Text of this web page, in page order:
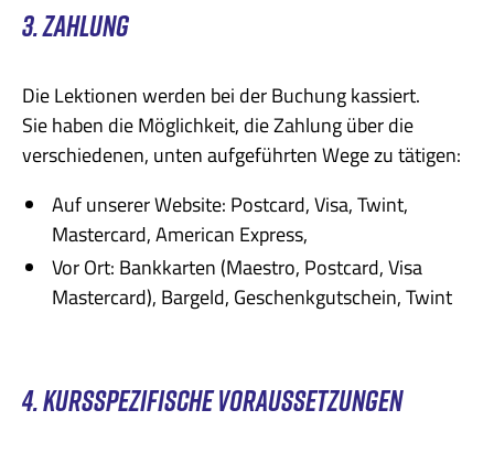
3. ZAHLUNG
Die Lektionen werden bei der Buchung kassiert.
Sie haben die Möglichkeit, die Zahlung über die
verschiedenen, unten aufgeführten Wege zu tätigen:
Auf unserer Website: Postcard, Visa, Twint,
Mastercard, American Express,
Vor Ort: Bankkarten (Maestro, Postcard, Visa
Mastercard), Bargeld, Geschenkgutschein, Twint
4. KURSSPEZIFISCHE VORAUSSETZUNGEN